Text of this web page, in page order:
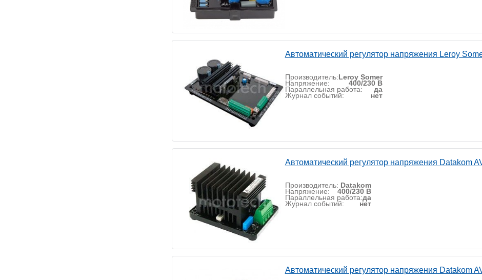
Автоматический регулятор напряжения Leroy
Производитель:Leroy Somer
Напряжение: 400/230 В
Параллельная работа: да
Журнал событий: нет
Автоматический регулятор напряжения Datakom
Производитель: Datakom
Напряжение: 400/230 В
Параллельная работа:да
Журнал событий: нет
Автоматический регулятор напряжения Datakom